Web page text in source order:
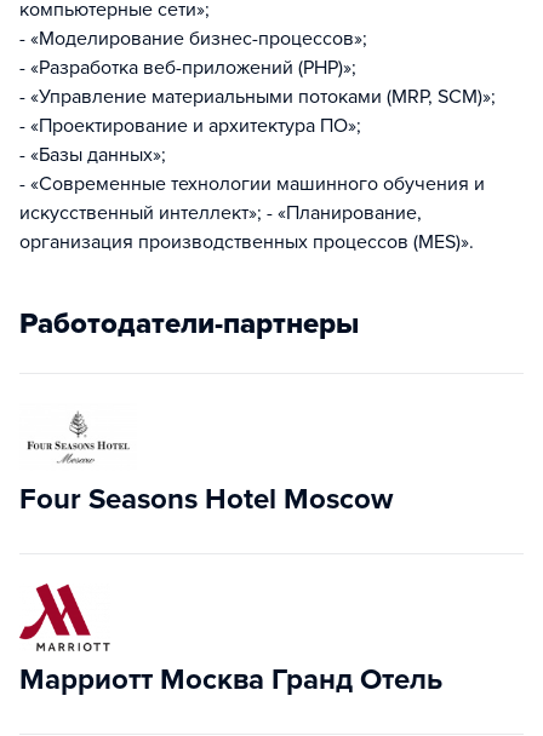
компьютерные сети»;
- «Моделирование бизнес-процессов»;
- «Разработка веб-приложений (PHP)»;
- «Управление материальными потоками (MRP, SCM)»;
- «Проектирование и архитектура ПО»;
- «Базы данных»;
- «Современные технологии машинного обучения и
искусственный интеллект»; - «Планирование,
организация производственных процессов (MES)».
Работодатели-партнеры
Four Seasons Hotel Moscow
Марриотт Москва Гранд Отель